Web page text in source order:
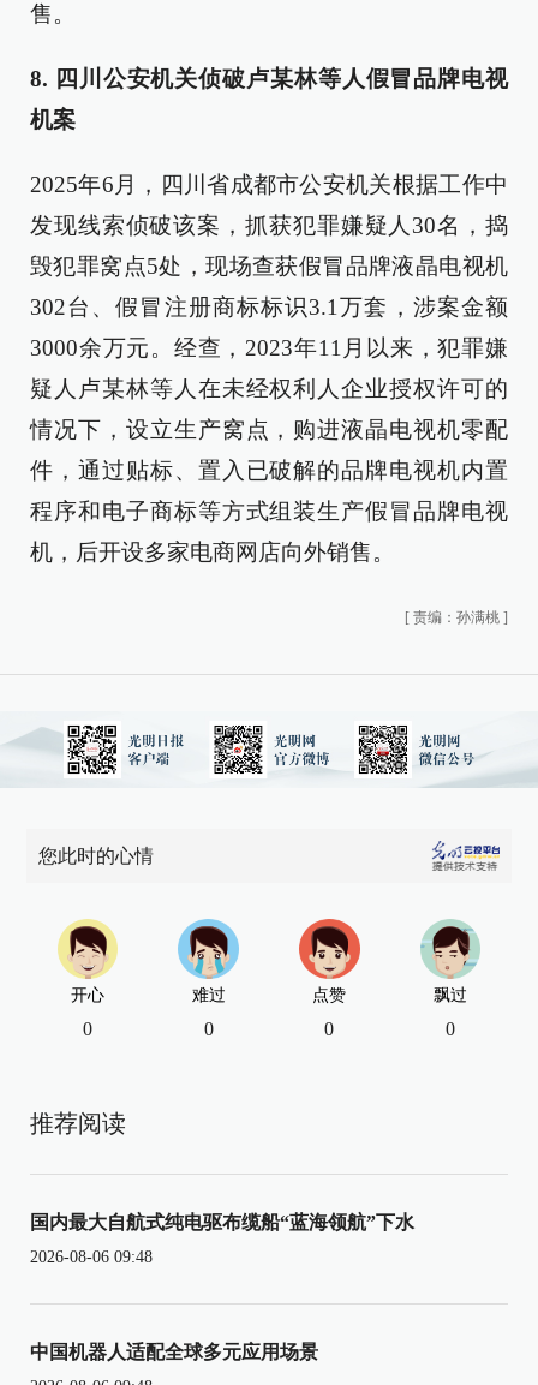
售。
8. 四川公安机关侦破卢某林等人假冒品牌电视
机案
2025年6月，四川省成都市公安机关根据工作中
发现线索侦破该案，抓获犯罪嫌疑人30名，捣
毁犯罪窝点5处，现场查获假冒品牌液晶电视机
302台、假冒注册商标标识3.1万套，涉案金额
3000余万元。经查，2023年11月以来，犯罪嫌
疑人卢某林等人在未经权利人企业授权许可的
情况下，设立生产窝点，购进液晶电视机零配
件，通过贴标、置入已破解的品牌电视机内置
程序和电子商标等方式组装生产假冒品牌电视
机，后开设多家电商网店向外销售。
[ 责编：孙满桃 ]
您此时的心情
开心
0
难过
0
点赞
0
飘过
0
推荐阅读
国内最大自航式纯电驱布缆船“蓝海领航”下水
2026-08-06 09:48
中国机器人适配全球多元应用场景